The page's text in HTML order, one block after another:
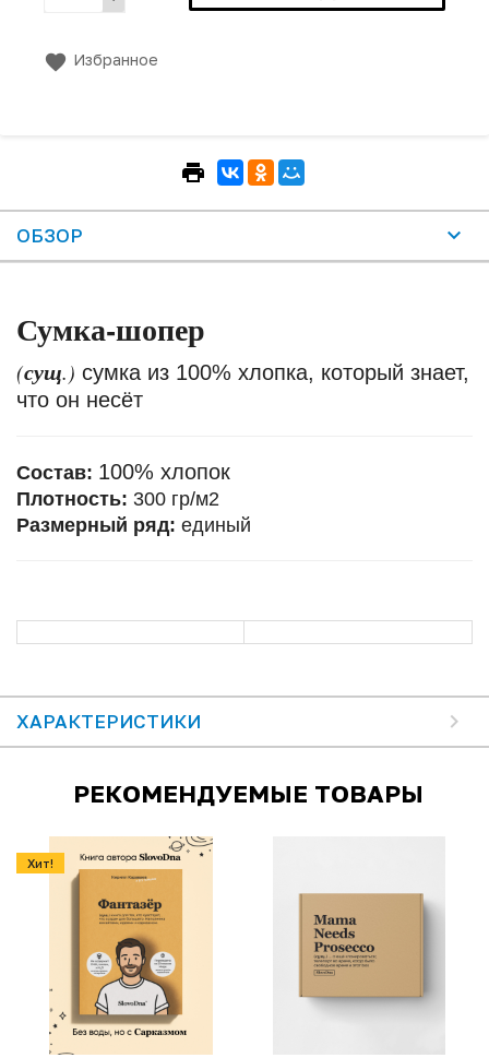
Избранное
ОБЗОР
Сумка-шопер
(сущ.) сумка из 100% хлопка, который знает,
что он несёт
Состав: 100% хлопок
Плотность: 300 гр/м2
Размерный ряд: единый
ХАРАКТЕРИСТИКИ
РЕКОМЕНДУЕМЫЕ ТОВАРЫ
Хит!